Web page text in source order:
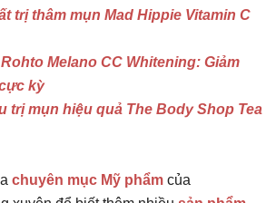
trị thâm mụn Mad Hippie Vitamin C
Melano CC Whitening: Giảm
kỳ
trị mụn hiệu quả The Body Shop Tea
chuyên mục Mỹ phẩm của